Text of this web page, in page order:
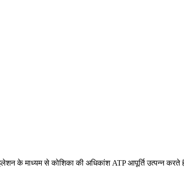
के माध्यम से कोशिका की अधिकांश ATP आपूर्ति उत्पन्न करते